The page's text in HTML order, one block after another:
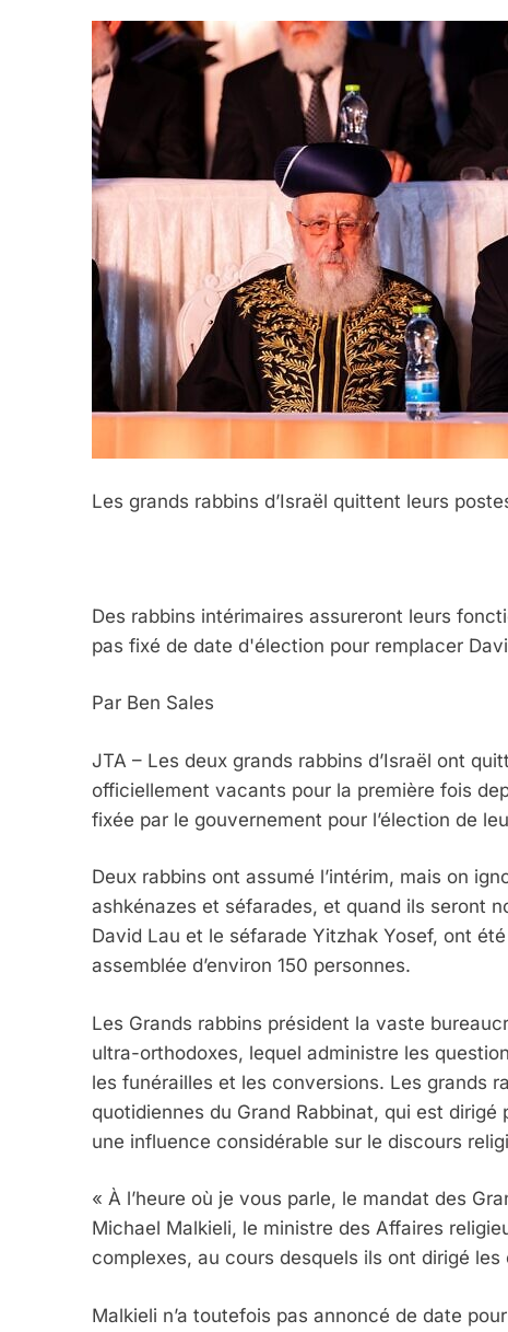
Les grands rabbins d’Israël quittent leurs
Des rabbins intérimaires assureront leurs
pas fixé de date d'élection pour remplacer
Par Ben Sales
JTA – Les deux grands rabbins d’Israël ont
officiellement vacants pour la première fois
fixée par le gouvernement pour l’élection de
Deux rabbins ont assumé l’intérim, mais on
ashkénazes et séfarades, et quand ils seront
David Lau et le séfarade Yitzhak Yosef, ont
assemblée d’environ 150 personnes.
Les Grands rabbins président la vaste
ultra-orthodoxes, lequel administre les
les funérailles et les conversions. Les grands
quotidiennes du Grand Rabbinat, qui est
une influence considérable sur le discours
« À l’heure où je vous parle, le mandat des
Michael Malkieli, le ministre des Affaires
complexes, au cours desquels ils ont dirigé
Malkieli n’a toutefois pas annoncé de date